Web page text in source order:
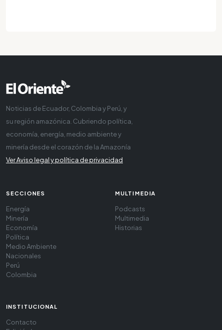
Noticias de Ecuador, Colombia y Perú, y
su región amazónica. Cubriendo política,
economía, energía, medio ambiente y
minería desde el corazón de la Amazonía
Ver Aviso legal y política de privacidad
SECCIONES
Energía
Minería
Economía
Política
Medio Ambiente
Nacionales
Perú
Colombia
MULTIMEDIA
Podcasts
Multimedia
Historias
INSTITUCIONAL
Contacto